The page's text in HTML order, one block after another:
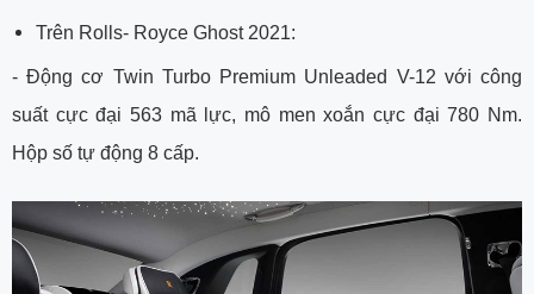
Trên Rolls- Royce Ghost 2021:
- Động cơ Twin Turbo Premium Unleaded V-12 với công
suất cực đại 563 mã lực, mô men xoắn cực đại 780 Nm.
Hộp số tự động 8 cấp.